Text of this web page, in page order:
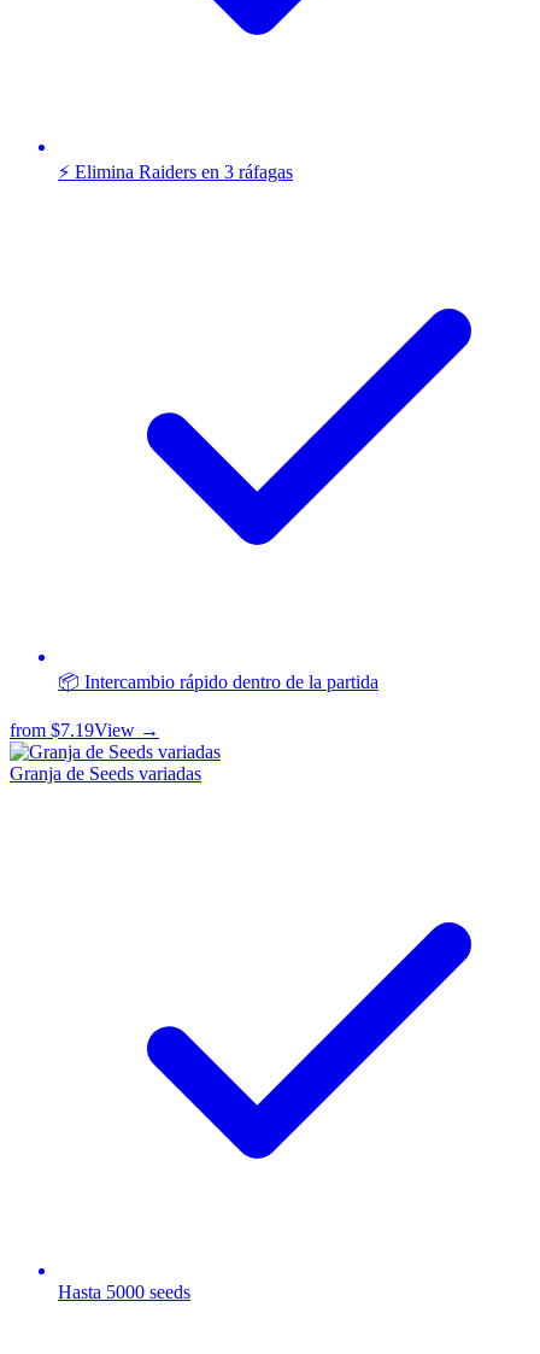
⚡ Elimina Raiders en 3 ráfagas
📦 Intercambio rápido dentro de la partida
from $7.19View →
Granja de Seeds variadas
Hasta 5000 seeds